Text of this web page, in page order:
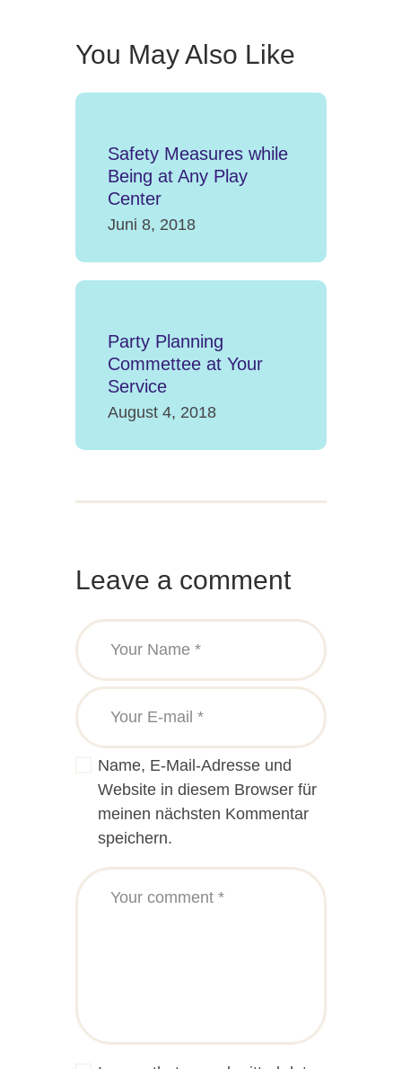
You May Also Like
Safety Measures while
Being at Any Play
Center
Juni 8, 2018
Party Planning
Commettee at Your
Service
August 4, 2018
Leave a comment
Name, E-Mail-Adresse und
Website in diesem Browser für
meinen nächsten Kommentar
speichern.